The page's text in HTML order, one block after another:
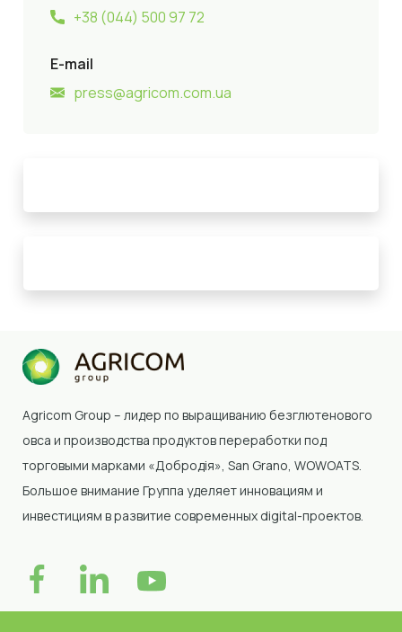
+38 (044) 500 97 72
E-mail
press@agricom.com.ua
Agricom Group – лидер по выращиванию безглютенового
овса и производства продуктов переработки под
торговыми марками «Добродія», San Grano, WOWOATS.
Большое внимание Группа уделяет инновациям и
инвестициям в развитие современных digital-проектов.